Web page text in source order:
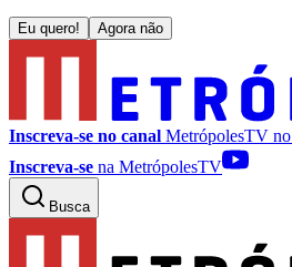
Eu quero! Agora não
Inscreva-se no canal MetrópolesTV no
Inscreva-se na MetrópolesTV
Busca